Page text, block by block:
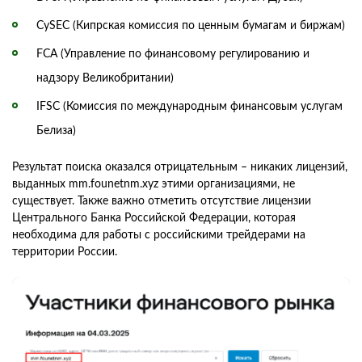
CySEC (Кипрская комиссия по ценным бумагам и биржам)
FCA (Управление по финансовому регулированию и
надзору Великобритании)
IFSC (Комиссия по международным финансовым услугам
Белиза)
Результат поиска оказался отрицательным – никаких лицензий,
выданных mm.founetnm.xyz этими организациями, не
существует. Также важно отметить отсутствие лицензии
Центрального Банка Российской Федерации, которая
необходима для работы с российскими трейдерами на
территории России.